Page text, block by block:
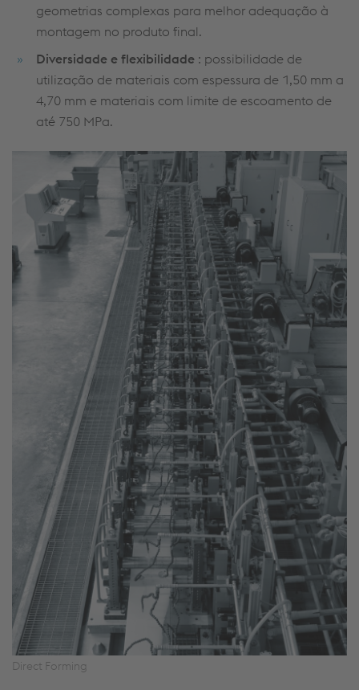
geometrias complexas para melhor adequação à
montagem no produto final.
Diversidade e flexibilidade : possibilidade de
utilização de materiais com espessura de 1,50 mm a
4,70 mm e materiais com limite de escoamento de
até 750 MPa.
Direct Forming